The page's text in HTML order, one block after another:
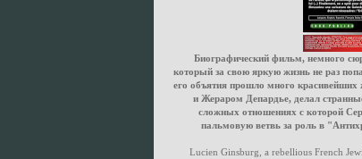
Биографический фильм, немного
который за свою яркую жизнь не раз
его объятия прошло много
и Жераром Депардье, делал
сложных отношениях с которой
пальмовую ветвь за роль в
Lucien Ginsburg, a rebellious French